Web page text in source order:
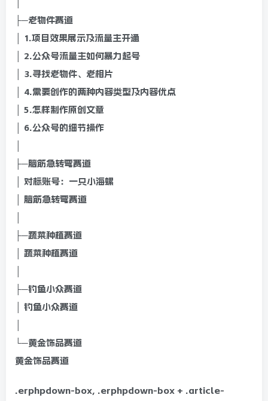
├─老物件赛道
│ 1.项目效果展示及流量主开通
│ 2.公众号流量主如何暴力起号
│ 3.寻找老物件、老相片
│ 4.需要创作的两种内容类型及内容优点
│ 5.怎样制作原创文章
│ 6.公众号的细节操作
├─脑筋急转弯赛道
│ 对标账号：一只小海螺
│ 脑筋急转弯赛道
├─蔬菜种植赛道
│ 蔬菜种植赛道
├─钓鱼小众赛道
│ 钓鱼小众赛道
└─黄金饰品赛道
黄金饰品赛道
.erphpdown-box, .erphpdown-box + .article-